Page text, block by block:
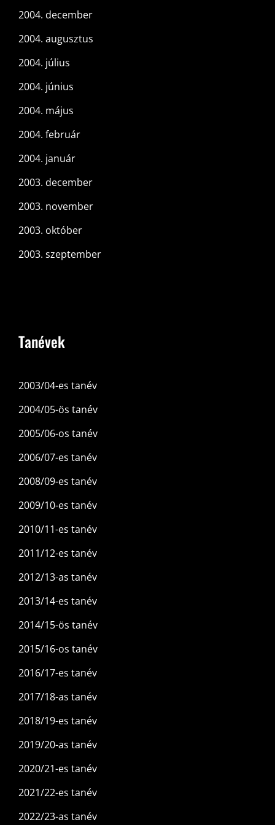
2004. december
2004. augusztus
2004. július
2004. június
2004. május
2004. február
2004. január
2003. december
2003. november
2003. október
2003. szeptember
Tanévek
2003/04-es tanév
2004/05-ös tanév
2005/06-os tanév
2006/07-es tanév
2008/09-es tanév
2009/10-es tanév
2010/11-es tanév
2011/12-es tanév
2012/13-as tanév
2013/14-es tanév
2014/15-ös tanév
2015/16-os tanév
2016/17-es tanév
2017/18-as tanév
2018/19-es tanév
2019/20-as tanév
2020/21-es tanév
2021/22-es tanév
2022/23-as tanév